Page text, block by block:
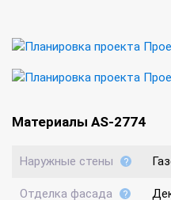
Материалы AS-2774
Наружные стены
Отделка фасада